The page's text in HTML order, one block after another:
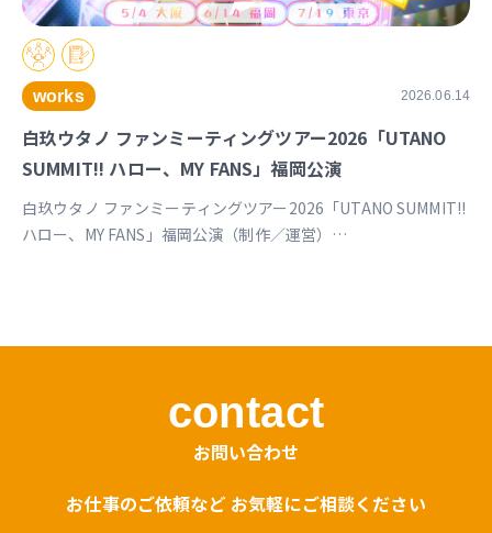
works 2026.06.14
白玖ウタノ ファンミーティングツアー2026「UTANO
SUMMIT!! ハロー、MY FANS」福岡公演
白玖ウタノ ファンミーティングツアー2026「UTANO SUMMIT!!
ハロー、MY FANS」福岡公演（制作／運営）
contact
お問い合わせ
お仕事のご依頼など お気軽にご相談ください